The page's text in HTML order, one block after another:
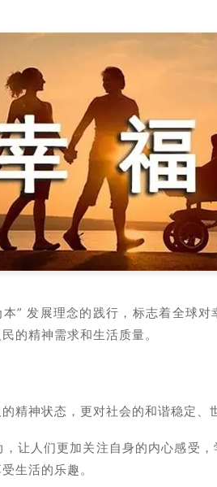
” 发展理念的践行，标志着全球
的精神需求和生活质量。
精神状态，更对社会的和谐稳定、
让人们更加关注自身的内心感受
生活的乐趣。